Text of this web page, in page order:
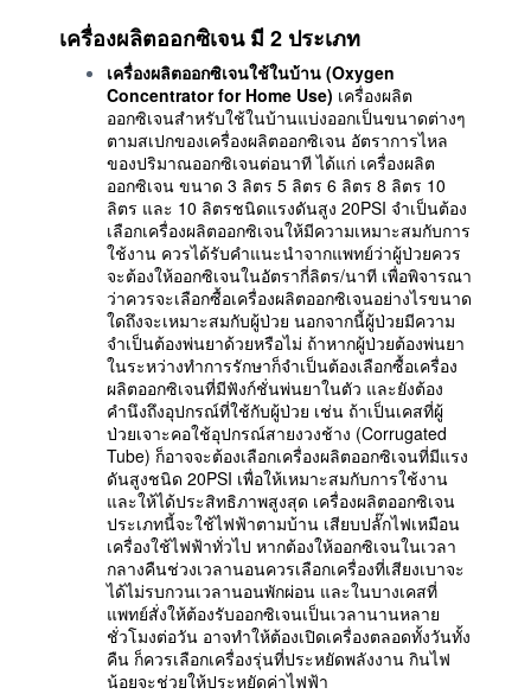
เครื่องผลิตออกซิเจน มี 2 ประเภท
เครื่องผลิตออกซิเจนใช้ในบ้าน (Oxygen
Concentrator for Home Use) เครื่องผลิต
ออกซิเจนสำหรับใช้ในบ้านแบ่งออกเป็นขนาดต่างๆ
ตามสเปกของเครื่องผลิตออกซิเจน อัตราการไหล
ของปริมาณออกซิเจนต่อนาที ได้แก่ เครื่องผลิต
ออกซิเจน ขนาด 3 ลิตร 5 ลิตร 6 ลิตร 8 ลิตร 10
ลิตร และ 10 ลิตรชนิดแรงดันสูง 20PSI จำเป็นต้อง
เลือกเครื่องผลิตออกซิเจนให้มีความเหมาะสมกับการ
ใช้งาน ควรได้รับคำแนะนำจากแพทย์ว่าผู้ป่วยควร
จะต้องให้ออกซิเจนในอัตรากี่ลิตร/นาที เพื่อพิจารณา
ว่าควรจะเลือกซื้อเครื่องผลิตออกซิเจนอย่างไรขนาด
ใดถึงจะเหมาะสมกับผู้ป่วย นอกจากนี้ผู้ป่วยมีความ
จำเป็นต้องพ่นยาด้วยหรือไม่ ถ้าหากผู้ป่วยต้องพ่นยา
ในระหว่างทำการรักษาก็จำเป็นต้องเลือกซื้อเครื่อง
ผลิตออกซิเจนที่มีฟังก์ชั่นพ่นยาในตัว และยังต้อง
คำนึงถึงอุปกรณ์ที่ใช้กับผู้ป่วย เช่น ถ้าเป็นเคสที่ผู้
ป่วยเจาะคอใช้อุปกรณ์สายงวงช้าง (Corrugated
Tube) ก็อาจจะต้องเลือกเครื่องผลิตออกซิเจนที่มีแรง
ดันสูงชนิด 20PSI เพื่อให้เหมาะสมกับการใช้งาน
และให้ได้ประสิทธิภาพสูงสุด เครื่องผลิตออกซิเจน
ประเภทนี้จะใช้ไฟฟ้าตามบ้าน เสียบปลั๊กไฟเหมือน
เครื่องใช้ไฟฟ้าทั่วไป หากต้องให้ออกซิเจนในเวลา
กลางคืนช่วงเวลานอนควรเลือกเครื่องที่เสียงเบาจะ
ได้ไม่รบกวนเวลานอนพักผ่อน และในบางเคสที่
แพทย์สั่งให้ต้องรับออกซิเจนเป็นเวลานานหลาย
ชั่วโมงต่อวัน อาจทำให้ต้องเปิดเครื่องตลอดทั้งวันทั้ง
คืน ก็ควรเลือกเครื่องรุ่นที่ประหยัดพลังงาน กินไฟ
น้อยจะช่วยให้ประหยัดค่าไฟฟ้า